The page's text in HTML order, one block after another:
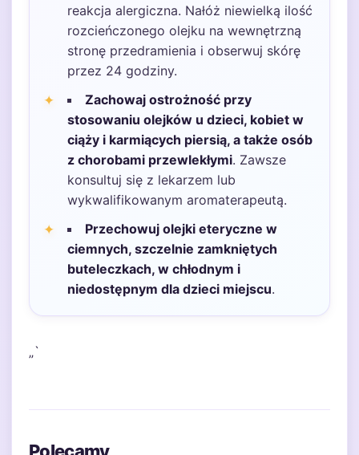
reakcja alergiczna. Nałóż niewielką ilość
rozcieńczonego olejku na wewnętrzną
stronę przedramienia i obserwuj skórę
przez 24 godziny.
Zachowaj ostrożność przy
stosowaniu olejków u dzieci, kobiet w
ciąży i karmiących piersią, a także osób
z chorobami przewlekłymi. Zawsze
konsultuj się z lekarzem lub
wykwalifikowanym aromaterapeutą.
Przechowuj olejki eteryczne w
ciemnych, szczelnie zamkniętych
buteleczkach, w chłodnym i
niedostępnym dla dzieci miejscu.
„`